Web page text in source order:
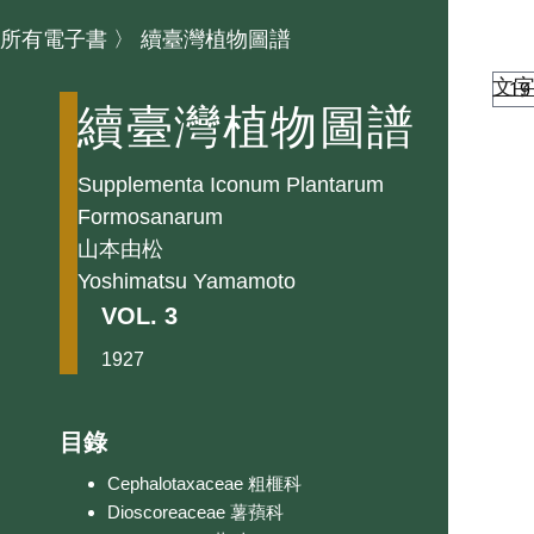
所有電子書 〉 續臺灣植物圖譜
續臺灣植物圖譜
Supplementa Iconum Plantarum
Formosanarum
山本由松
Yoshimatsu Yamamoto
VOL. 3
1927
目錄
Cephalotaxaceae 粗榧科
Dioscoreaceae 薯蕷科
文